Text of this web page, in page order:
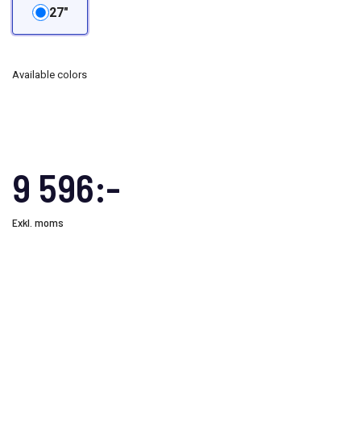
9 596:-
Exkl. moms
27"
Available colors